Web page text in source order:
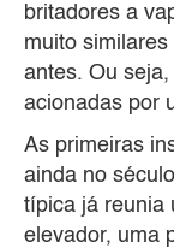
britadores a
muito
antes. Ou seja,
acionadas por
As primeiras
ainda no
típica já reunia
elevador, uma